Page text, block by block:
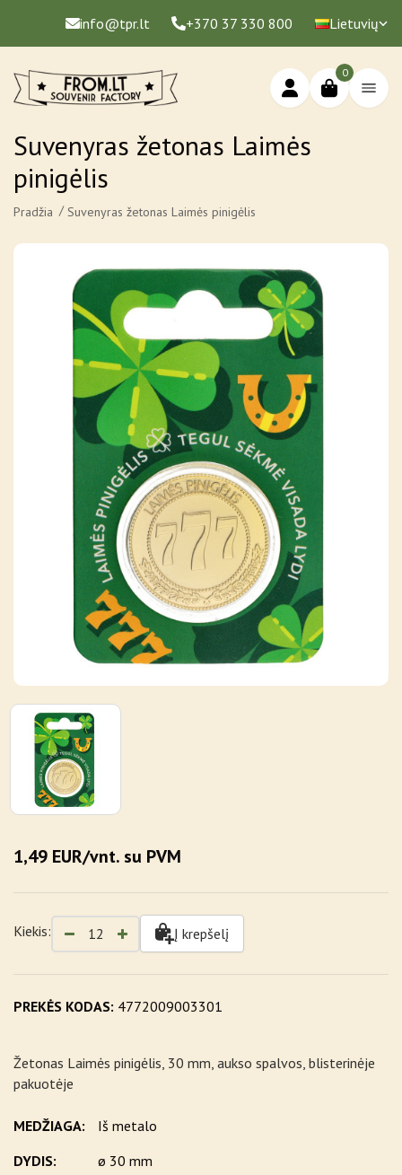
info@tpr.lt +370 37 330 800 Lietuvių
0
Suvenyras žetonas Laimės
pinigėlis
Pradžia Suvenyras žetonas Laimės pinigėlis
PREKĖS KODAS: 4772009003301
Žetonas Laimės pinigėlis, 30 mm, aukso spalvos, blisterinėje
pakuotėje
MEDŽIAGA:
Iš metalo
DYDIS:
ø 30 mm
1,49 EUR/vnt. su PVM
Kiekis: Į krepšelį